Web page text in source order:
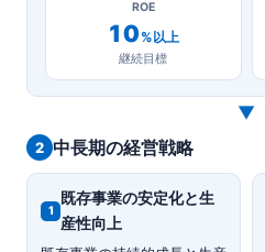
ROE
10%以上
継続目標
▼
2 中長期の経営戦略
1
既存事業の安定化と生
産性向上